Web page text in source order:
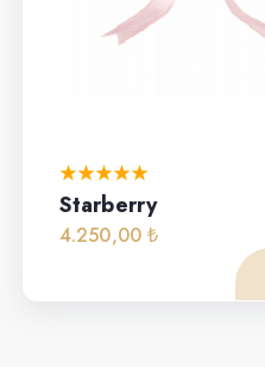
Starberry
4.250,00 ₺